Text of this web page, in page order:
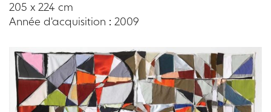
205 x 224 cm
Année d'acquisition : 2009